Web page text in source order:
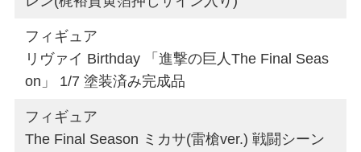
フィギュア
リヴァイ Birthday 「進撃の巨人The Final Seas
on」 1/7 塗装済み完成品
フィギュア
The Final Season ミカサ(雷槍ver.) 戦闘シーン